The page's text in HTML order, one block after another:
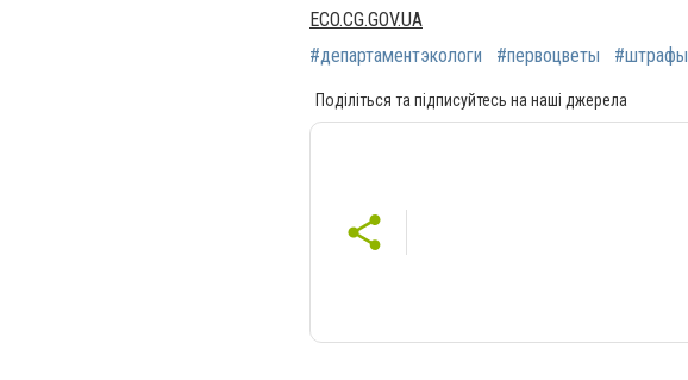
ECO.CG.GOV.UA
#департаментэкологи
#первоцветы #штрафы
Поділіться та підписуйтесь на наші джерела